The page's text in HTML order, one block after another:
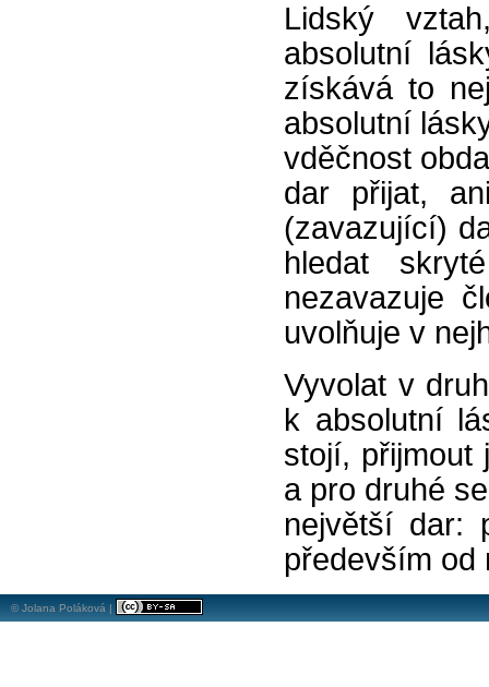
Lidský
absolutní
získává to
absolutní
vděčnost
dar přijat,
(zavazující)
hledat
nezavazuje
uvolňuje v
Vyvolat v
k absolutní
stojí, přijmout
a pro druhé
největší dar:
především od
© Jolana Poláková |